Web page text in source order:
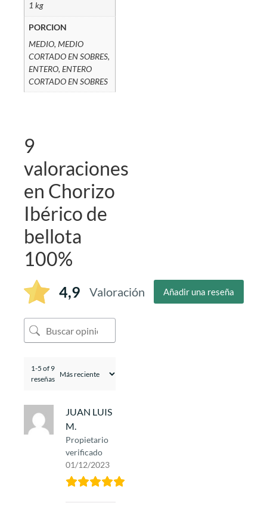
1 kg
PORCION
MEDIO, MEDIO
CORTADO EN SOBRES,
ENTERO, ENTERO
CORTADO EN SOBRES
9
valoraciones
en Chorizo
Ibérico de
bellota
100%
4,9 Valoración Añadir una reseña
1-5 of 9
reseñas
JUAN LUIS
M.
Propietario
verificado
01/12/2023